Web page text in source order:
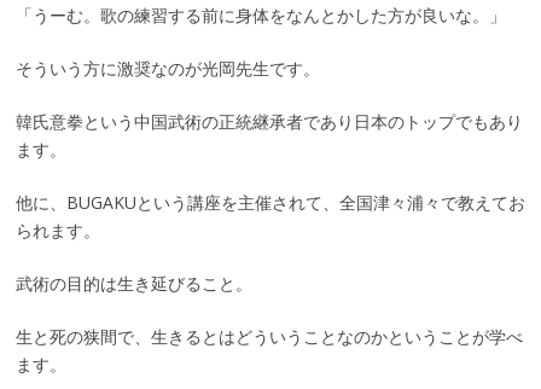
「うーむ。歌の練習する前に身体をなんとかした方が良いな。」
そういう方に激奨なのが光岡先生です。
韓氏意拳という中国武術の正統継承者であり日本のトップでもあり
ます。
他に、BUGAKUという講座を主催されて、全国津々浦々で教えてお
られます。
武術の目的は生き延びること。
生と死の狭間で、生きるとはどういうことなのかということが学べ
ます。